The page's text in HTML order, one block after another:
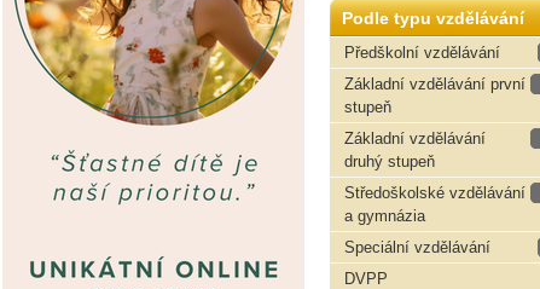
Podle typu vzdělávání
Předškolní vzdělávání
Základní vzdělávání první
stupeň
Základní vzdělávání
druhý stupeň
Středoškolské vzdělávání
a gymnázia
Speciální vzdělávání
DVPP